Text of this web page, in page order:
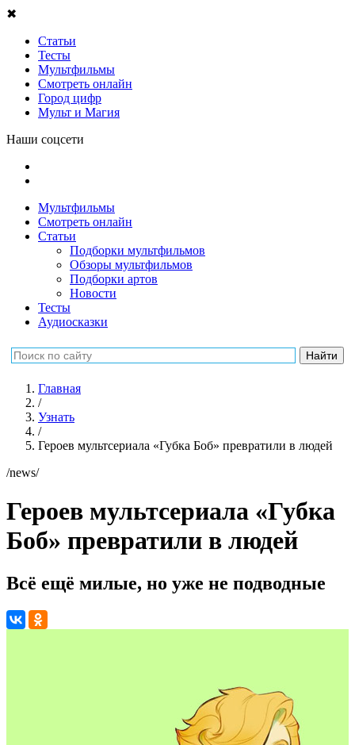
✖
Статьи
Тесты
Мультфильмы
Смотреть онлайн
Город цифр
Мульт и Магия
Наши соцсети
Мультфильмы
Смотреть онлайн
Статьи
Подборки мультфильмов
Обзоры мультфильмов
Подборки артов
Новости
Тесты
Аудиосказки
Главная
/
Узнать
/
Героев мультсериала «Губка Боб» превратили в людей
/news/
Героев мультсериала «Губка
Боб» превратили в людей
Всё ещё милые, но уже не подводные